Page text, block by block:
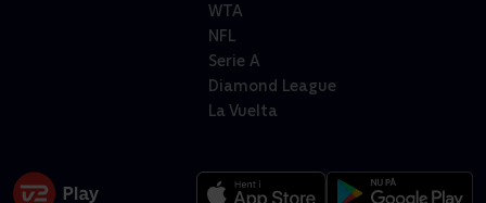
WTA
NFL
Serie A
Diamond League
La Vuelta